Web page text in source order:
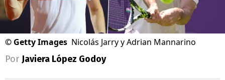
© Getty Images Nicolás Jarry y Adrian Mannarino
Por Javiera López Godoy